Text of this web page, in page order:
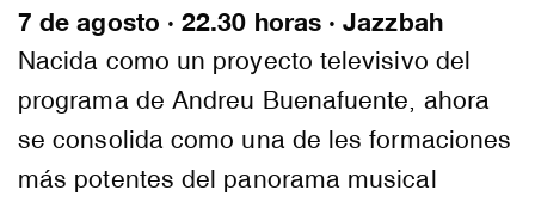
7 de agosto · 22.30 horas · Jazzbah
Nacida como un proyecto televisivo del
programa de Andreu Buenafuente, ahora
se consolida como una de les formaciones
más potentes del panorama musical